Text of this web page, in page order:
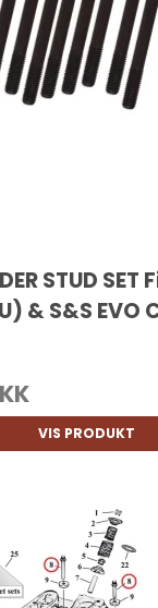
STUD SET
& S&S EVO
VIS PRODUKT